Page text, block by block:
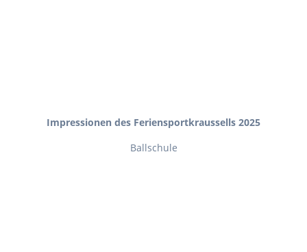
Impressionen des Feriensportkraussells 2025
Ballschule